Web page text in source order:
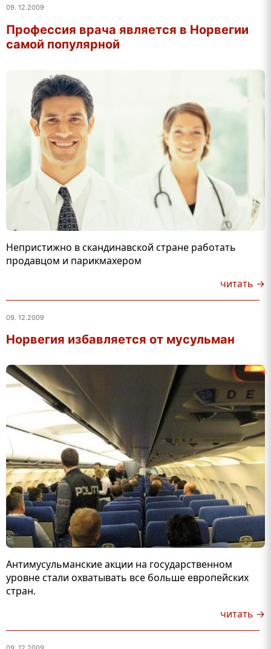
09. 12.2009
Профессия врача является в Норвегии
самой популярной
Непристижно в скандинавской стране работать
продавцом и парикмахером
читать →
09. 12.2009
Норвегия избавляется от мусульман
Антимусульманские акции на государственном
уровне стали охватывать все больше европейских
стран.
читать →